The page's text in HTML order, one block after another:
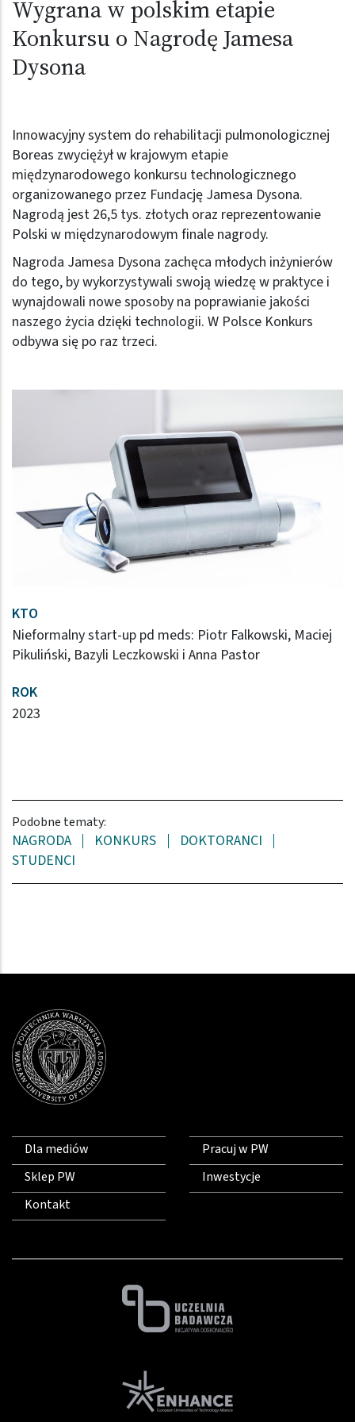
Wygrana w polskim etapie
Konkursu o Nagrodę Jamesa
Dysona
Innowacyjny system do rehabilitacji pulmonologicznej
Boreas zwyciężył w krajowym etapie
międzynarodowego konkursu technologicznego
organizowanego przez Fundację Jamesa Dysona.
Nagrodą jest 26,5 tys. złotych oraz reprezentowanie
Polski w międzynarodowym finale nagrody.
Nagroda Jamesa Dysona zachęca młodych inżynierów
do tego, by wykorzystywali swoją wiedzę w praktyce i
wynajdowali nowe sposoby na poprawianie jakości
naszego życia dzięki technologii. W Polsce Konkurs
odbywa się po raz trzeci.
KTO
Nieformalny start-up pd meds: Piotr Falkowski, Maciej
Pikuliński, Bazyli Leczkowski i Anna Pastor
ROK
2023
Podobne tematy:
NAGRODA KONKURS
DOKTORANCI
STUDENCI
Dla mediów
Sklep PW
Kontakt
Pracuj w PW
Inwestycje